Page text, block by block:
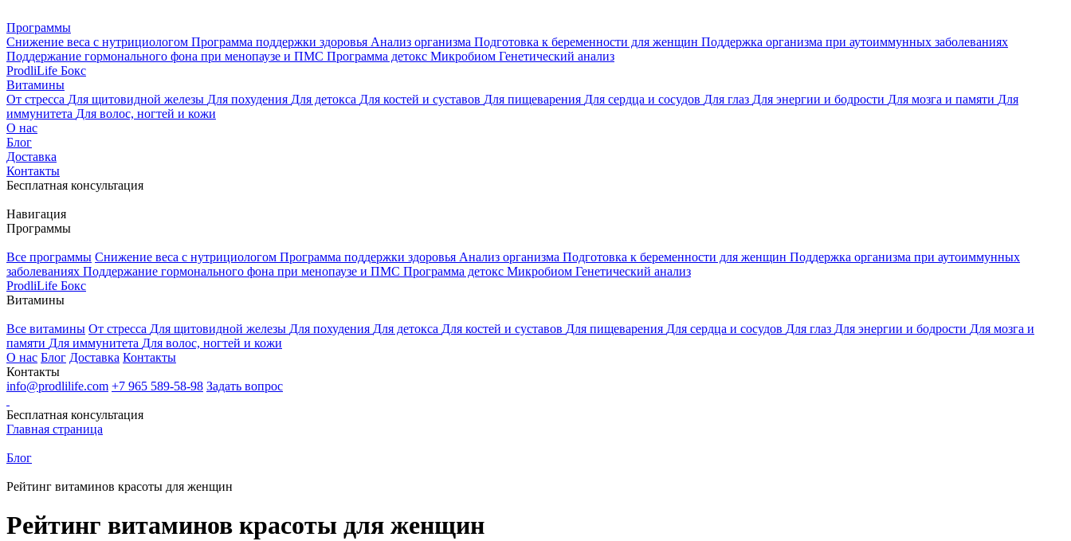
Программы
Снижение веса с нутрициологом Программа поддержки здоровья Анализ организма Подготовка к беременности для женщин Поддержка организма при аутоиммунных заболеваниях
Поддержание гормонального фона при менопаузе и ПМС Программа детокс Микробиом Генетический анализ
ProdliLife Бокс
Витамины
От стресса Для щитовидной железы Для похудения Для детокса Для костей и суставов Для пищеварения Для сердца и сосудов Для глаз Для энергии и бодрости Для мозга и памяти Для
иммунитета Для волос, ногтей и кожи
О нас
Блог
Доставка
Контакты
Бесплатная консультация
Навигация
Программы
Все программы Снижение веса с нутрициологом Программа поддержки здоровья Анализ организма Подготовка к беременности для женщин Поддержка организма при аутоиммунных
заболеваниях Поддержание гормонального фона при менопаузе и ПМС Программа детокс Микробиом Генетический анализ
ProdliLife Бокс
Витамины
Все витамины От стресса Для щитовидной железы Для похудения Для детокса Для костей и суставов Для пищеварения Для сердца и сосудов Для глаз Для энергии и бодрости Для мозга и
памяти Для иммунитета Для волос, ногтей и кожи
О нас Блог Доставка Контакты
Контакты
info@prodlilife.com +7 965 589-58-98 Задать вопрос
Бесплатная консультация
Главная страница
Блог
Рейтинг витаминов красоты для женщин
Рейтинг витаминов красоты для женщин